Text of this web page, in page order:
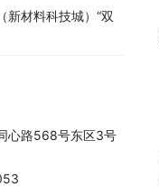
新材料科技城）“双
心路568号东区3号